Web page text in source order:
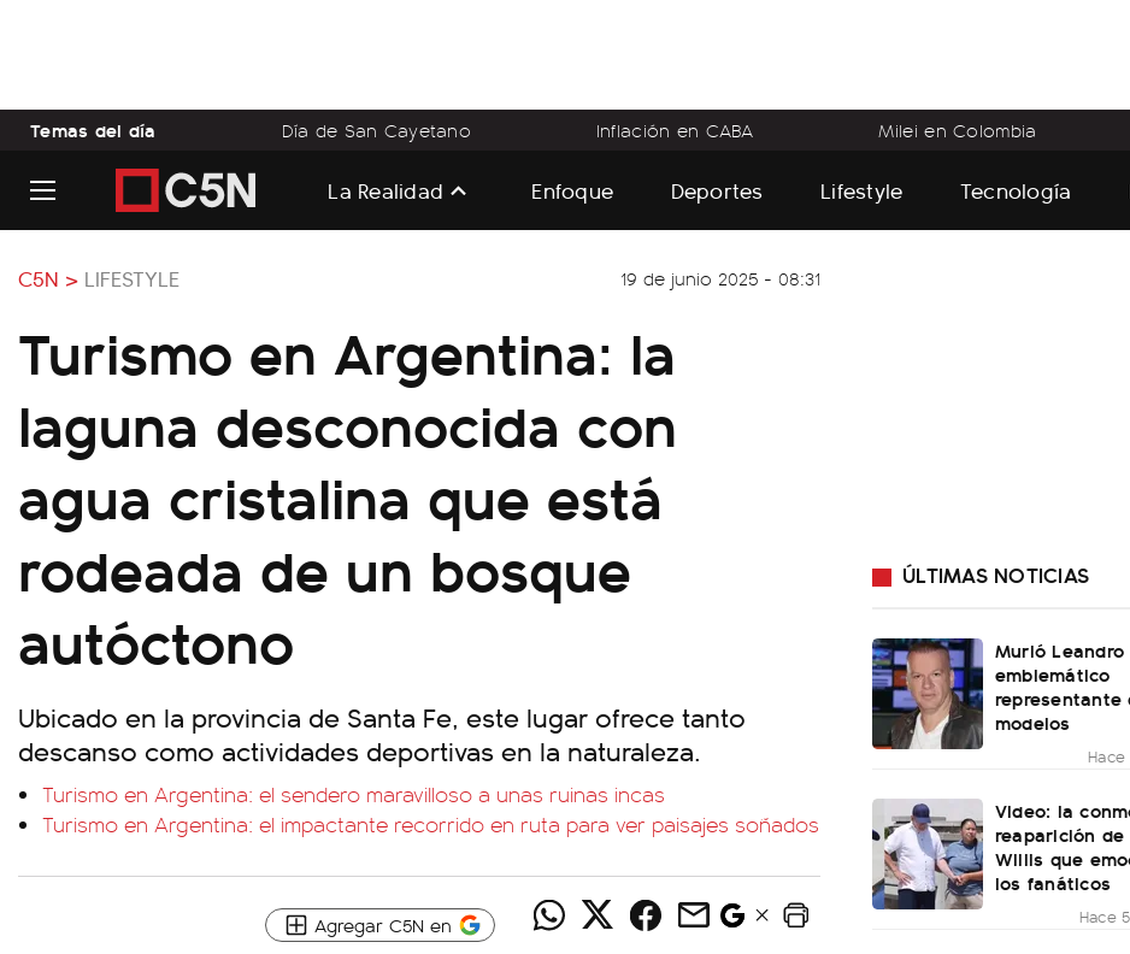
Temas del día Día de San Cayetano Inflación en CABA Milei en Colombia
La Realidad Enfoque Deportes Lifestyle Tecnología
C5N > LIFESTYLE 19 de junio 2025 - 08:31
Turismo en Argentina: la
laguna desconocida con
agua cristalina que está
rodeada de un bosque
autóctono
Ubicado en la provincia de Santa Fe, este lugar ofrece tanto
descanso como actividades deportivas en la naturaleza.
Turismo en Argentina: el sendero maravilloso a unas ruinas incas
Turismo en Argentina: el impactante recorrido en ruta para ver paisajes soñados
Agregar C5N en
ÚLTIMAS NOTICIAS
Murió Leandro
emblemático
representante
modelos
Video: la
reaparición de
Willis que
los fanáticos
Hace